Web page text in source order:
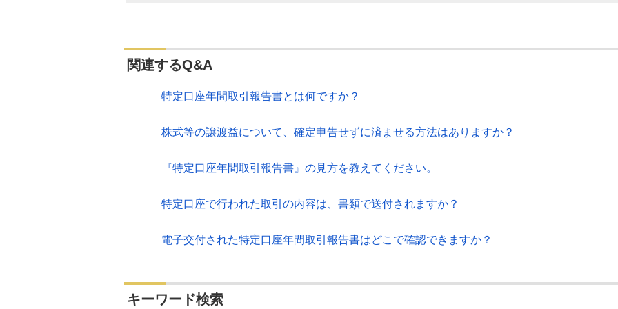
関連するQ&A
特定口座年間取引報告書とは何ですか？
株式等の譲渡益について、確定申告せずに済ませる方法はありますか？
『特定口座年間取引報告書』の見方を教えてください。
特定口座で行われた取引の内容は、書類で送付されますか？
電子交付された特定口座年間取引報告書はどこで確認できますか？
キーワード検索